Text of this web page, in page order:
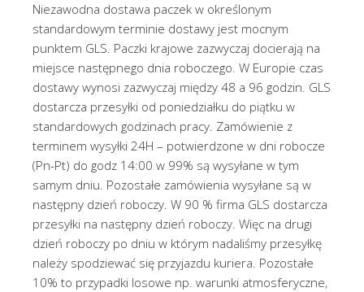
Niezawodna dostawa paczek w określonym
standardowym terminie dostawy jest mocnym
punktem GLS. Paczki krajowe zazwyczaj docierają na
miejsce następnego dnia roboczego. W Europie czas
dostawy wynosi zazwyczaj między 48 a 96 godzin. GLS
dostarcza przesyłki od poniedziałku do piątku w
standardowych godzinach pracy. Zamówienie z
terminem wysyłki 24H – potwierdzone w dni robocze
(Pn-Pt) do godz 14:00 w 99% są wysyłane w tym
samym dniu. Pozostałe zamówienia wysyłane są w
następny dzień roboczy. W 90 % firma GLS dostarcza
przesyłki na następny dzień roboczy. Więc na drugi
dzień roboczy po dniu w którym nadaliśmy przesyłkę
należy spodziewać się przyjazdu kuriera. Pozostałe
10% to przypadki losowe np. warunki atmosferyczne,